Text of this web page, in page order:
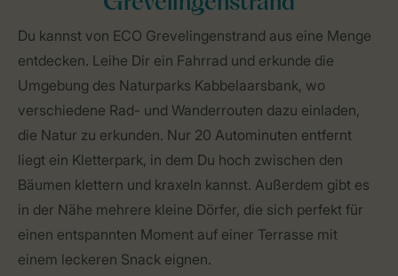
Du kannst von ECO Grevelingenstrand aus eine Menge
entdecken. Leihe Dir ein Fahrrad und erkunde die
Umgebung des Naturparks Kabbelaarsbank, wo
verschiedene Rad- und Wanderrouten dazu einladen,
die Natur zu erkunden. Nur 20 Autominuten entfernt
liegt ein Kletterpark, in dem Du hoch zwischen den
Bäumen klettern und kraxeln kannst. Außerdem gibt es
in der Nähe mehrere kleine Dörfer, die sich perfekt für
einen entspannten Moment auf einer Terrasse mit
einem leckeren Snack eignen.